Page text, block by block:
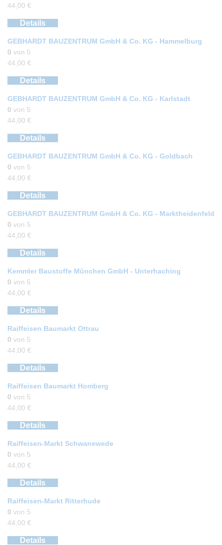
44,00 €
Details
GEBHARDT BAUZENTRUM GmbH & Co. KG - Hammelburg
0 von 5
44,00 €
Details
GEBHARDT BAUZENTRUM GmbH & Co. KG - Karlstadt
0 von 5
44,00 €
Details
GEBHARDT BAUZENTRUM GmbH & Co. KG - Goldbach
0 von 5
44,00 €
Details
GEBHARDT BAUZENTRUM GmbH & Co. KG - Marktheidenfeld
0 von 5
44,00 €
Details
Kemmler Baustoffe München GmbH - Unterhaching
0 von 5
44,00 €
Details
Raiffeisen Baumarkt Ottrau
0 von 5
44,00 €
Details
Raiffeisen Baumarkt Homberg
0 von 5
44,00 €
Details
Raiffeisen-Markt Schwanewede
0 von 5
44,00 €
Details
Raiffeisen-Markt Ritterhude
0 von 5
44,00 €
Details